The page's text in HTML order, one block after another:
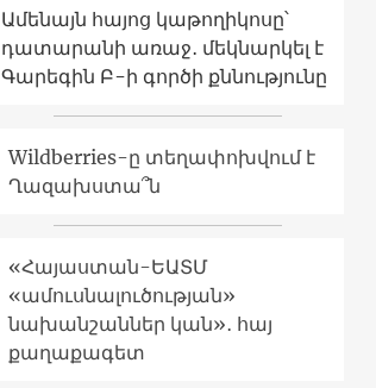
Ամենայն հայոց կաթողիկոսը՝
դատարանի առաջ․ մեկնարկել է
Գարեգին Բ-ի գործի քննությունը
Wildberries-ը տեղափոխվում է
Ղազախստա՞ն
«Հայաստան-ԵԱՏՄ
«ամուսնալուծության»
նախանշաններ կան»․ հայ
քաղաքագետ